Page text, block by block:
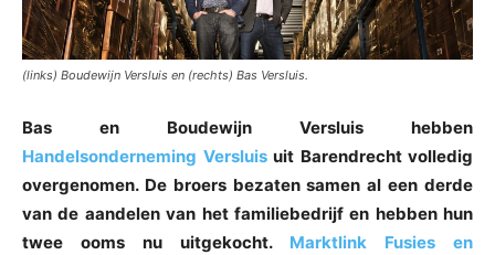
(links) Boudewijn Versluis en (rechts) Bas Versluis.
Bas en Boudewijn Versluis hebben
Handelsonderneming Versluisuit Barendrecht volledig
overgenomen. De broers bezaten samen al een derde
van de aandelen van het familiebedrijf en hebben hun
twee ooms nu uitgekocht. Marktlink Fusies en